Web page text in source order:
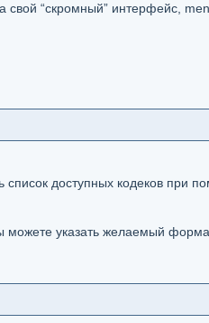
“скромный” интерфейс,
доступных кодеков при
указать желаемый